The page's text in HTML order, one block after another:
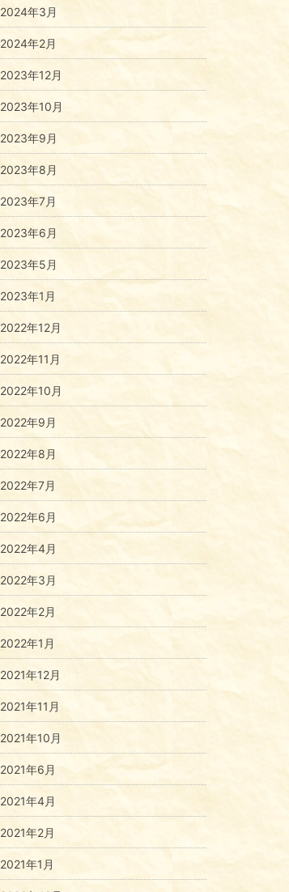
2024年3月
2024年2月
2023年12月
2023年10月
2023年9月
2023年8月
2023年7月
2023年6月
2023年5月
2023年1月
2022年12月
2022年11月
2022年10月
2022年9月
2022年8月
2022年7月
2022年6月
2022年4月
2022年3月
2022年2月
2022年1月
2021年12月
2021年11月
2021年10月
2021年6月
2021年4月
2021年2月
2021年1月